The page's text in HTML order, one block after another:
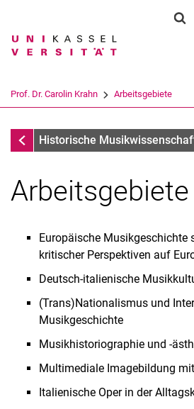
Suchbegriff
Suchen
Prof. Dr. Carolin Krahn Arbeitsgebiete
Prof. Dr. Carolin Krahn
Historische
Curriculum vitae
Publikationen
Wissenschaftskommunikation
Arbeitsgebiete
Europäische Musikgeschichte
kritischer Perspektiven auf
Deutsch-italienische
(Trans)Nationalismus und
Musikgeschichte
Musikhistoriographie und -
Multimediale Imagebildung
Italienische Oper in der